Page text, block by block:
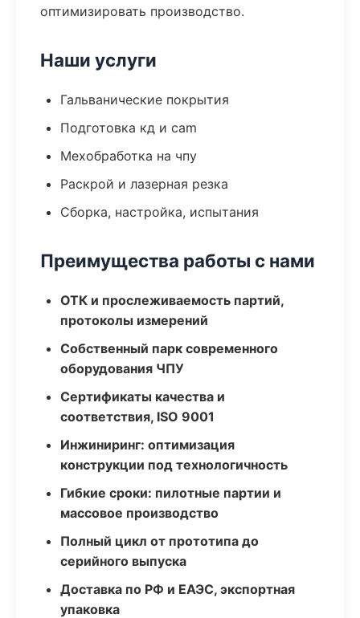
оптимизировать производство.
Наши услуги
Гальванические покрытия
Подготовка кд и cam
Мехобработка на чпу
Раскрой и лазерная резка
Сборка, настройка, испытания
Преимущества работы с нами
ОТК и прослеживаемость партий,
протоколы измерений
Собственный парк современного
оборудования ЧПУ
Сертификаты качества и
соответствия, ISO 9001
Инжиниринг: оптимизация
конструкции под технологичность
Гибкие сроки: пилотные партии и
массовое производство
Полный цикл от прототипа до
серийного выпуска
Доставка по РФ и ЕАЭС, экспортная
упаковка